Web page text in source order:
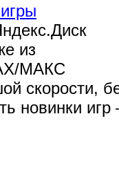
из
МАКС
скорости,
новинки